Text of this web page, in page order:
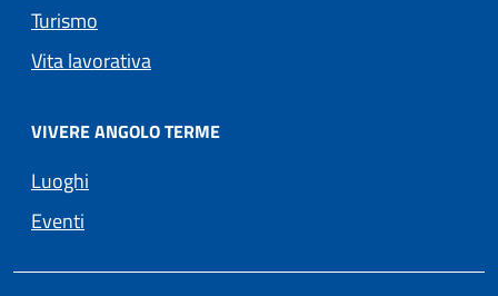
Turismo
Vita lavorativa
VIVERE ANGOLO TERME
Luoghi
Eventi